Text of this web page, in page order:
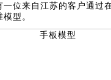
位来自江苏的客户通过
型。